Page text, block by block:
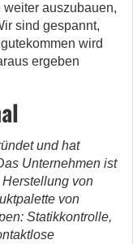
auszubauen,
sind gespannt,
wird
ergeben
und hat
Unternehmen ist
von
von
Statikkontrolle,